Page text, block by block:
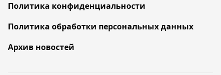
Политика конфиденциальности
Политика обработки персональных данных
Архив новостей